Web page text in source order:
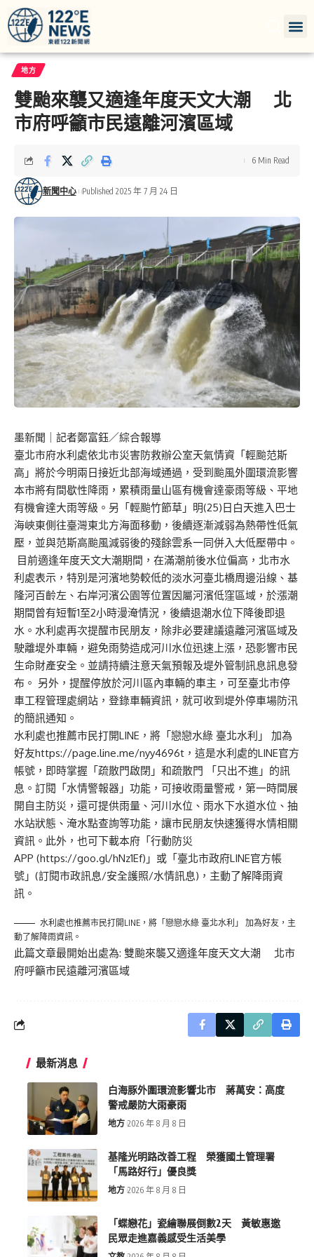
地方
雙颱來襲又適逢年度天文大潮 北
市府呼籲市民遠離河濱區域
新聞中心 Published 2025 年 7 月 24 日
6 Min Read
墨新聞 ｜記者鄭富鈺／綜合報導
臺北市府水利處依北市災害防救辦公室天氣情資「輕颱范斯
高」將於今明兩日接近北部海域通過，受到颱風外圍環流影響
本市將有間歇性降雨，累積雨量山區有機會達豪雨等級、平地
有機會達大雨等級。另「輕颱竹節草」明(25)日白天進入巴士
海峽東側往臺灣東北方海面移動，後續逐漸減弱為熱帶性低氣
壓，並與范斯高颱風減弱後的殘餘雲系一同併入大低壓帶中。
目前適逢年度天文大潮期間，在滿潮前後水位偏高，北市水
利處表示，特別是河濱地勢較低的淡水河臺北橋周邊沿線、基
隆河百齡左、右岸河濱公園等位置因屬河濱低窪區域，於漲潮
期間曾有短暫1至2小時漫淹情況，後續退潮水位下降後即退
水。水利處再次提醒市民朋友，除非必要建議遠離河濱區域及
駛離堤外車輛，避免雨勢造成河川水位迅速上漲，恐影響市民
生命財產安全。並請持續注意天氣預報及堤外管制訊息訊息發
布。 另外，提醒停放於河川區內車輛的車主，可至臺北市停
車工程管理處網站，登錄車輛資訊，就可收到堤外停車場防汛
的簡訊通知。
水利處也推薦市民打開LINE，將「戀戀水綠 臺北水利 」 加為
好友https://page.line.me/nyy4696t，這是水利處的LINE官方
帳號，即時掌握「疏散門啟閉」和疏散門 「只出不進」的訊
息。訂閱「水情警報器」功能，可接收雨量警戒，第一時間展
開自主防災，還可提供雨量、河川水位、雨水下水道水位、抽
水站狀態、淹水點查詢等功能，讓市民朋友快速獲得水情相關
資訊。此外，也可下載本府「行動防災
APP (https://goo.gl/hNz1Ef)」或「臺北市政府LINE官方帳
號」(訂閱市政訊息/安全護照/水情訊息)，主動了解降雨資
訊。
水利處也推薦市民打開LINE，將「 戀戀水綠 臺北水利 」 加為好友，主
動了解降雨資訊。
此篇文章最開始出處為: 雙颱來襲又適逢年度天文大潮 北市
府呼籲市民遠離河濱區域
最新消息
白海豚外圍環流影響北市 蔣萬安：高度
警戒嚴防大雨豪雨
地方 2026 年 8 月 8 日
基隆光明路改善工程 榮獲國土管理署
「馬路好行」優良獎
地方 2026 年 8 月 8 日
「蝶戀花」瓷繪聯展倒數2天 黃敏惠邀
民眾走進嘉義感受生活美學